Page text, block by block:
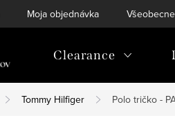
Moja objednávka
Clearance
Tommy Hilfiger Polo tričko -